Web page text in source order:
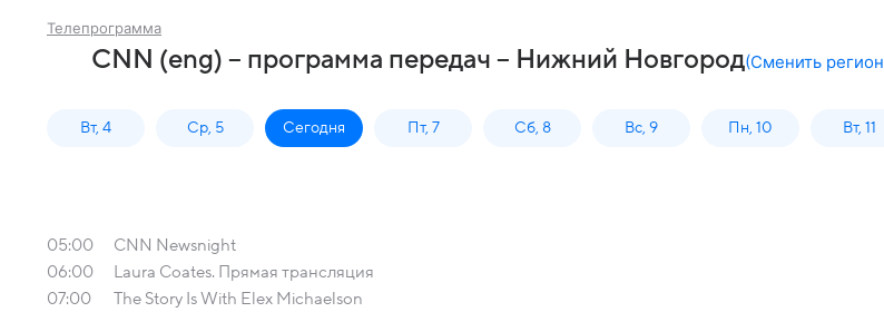
Телепрограмма
CNN (eng) – программа передач – Нижний Новгород(Сменить регион
Вт, 4 Ср, 5 Сегодня Пт, 7 Сб, 8 Вс, 9 Пн, 10 Вт, 11
05:00
CNN Newsnight
06:00
Laura Coates. Прямая трансляция
07:00
The Story Is With Elex Michaelson